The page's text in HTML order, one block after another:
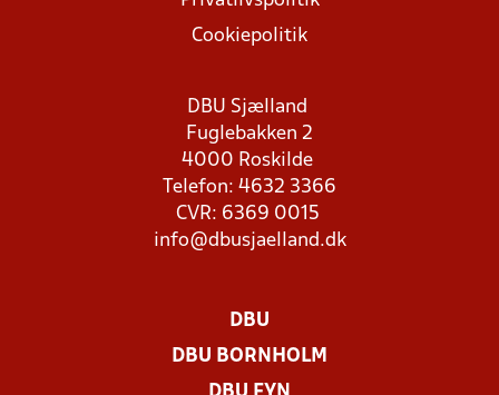
Cookiepolitik
DBU Sjælland
Fuglebakken 2
4000 Roskilde
Telefon: 4632 3366
CVR: 6369 0015
info@dbusjaelland.dk
DBU
DBU BORNHOLM